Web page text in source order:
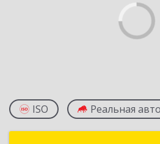
ISO Реальная